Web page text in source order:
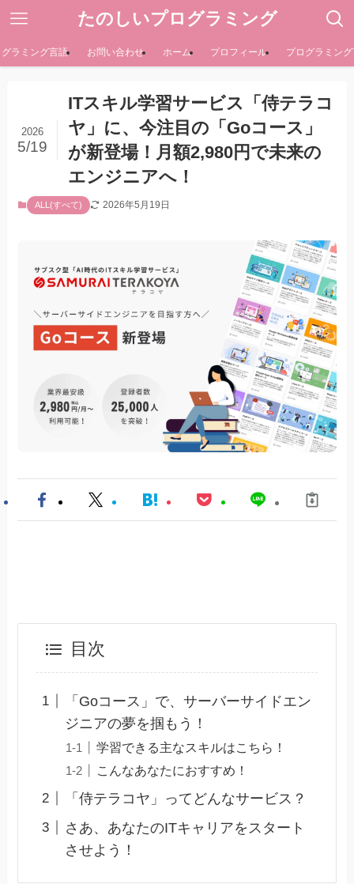
たのしいプログラミング
ラミング言語 お問い合わせ ホーム プロフィール プログラミン
ITスキル学習サービス「侍テラコ
ヤ」に、今注目の「Goコース」
が新登場！月額2,980円で未来の
エンジニアへ！
2026
5/19
ALL(すべて) 2026年5月19日
目次
「Goコース」で、サーバーサイドエン
ジニアの夢を掴もう！
学習できる主なスキルはこちら！
こんなあなたにおすすめ！
「侍テラコヤ」ってどんなサービス？
さあ、あなたのITキャリアをスタート
させよう！